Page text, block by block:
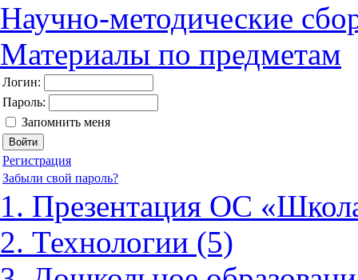
Научно-методические
Материалы по предметам
Логин:
Пароль:
Запомнить меня
Регистрация
Забыли свой пароль?
1. Презентация ОС
2. Технологии (5)